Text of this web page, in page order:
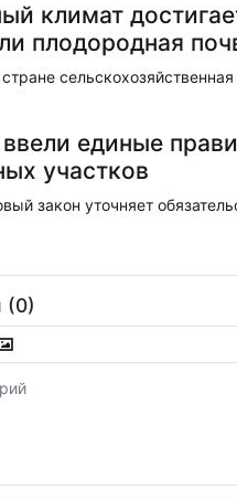
климат
плодородная
единые
участков
закон уточняет
(0)